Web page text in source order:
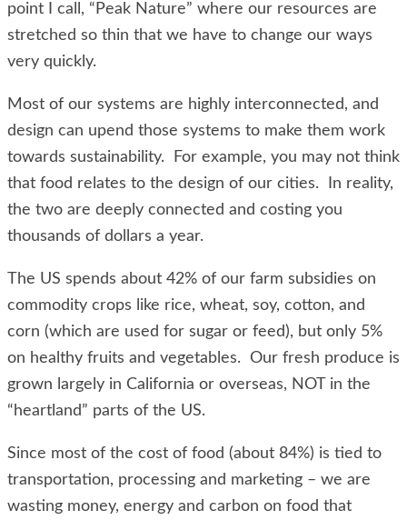
point I call, “Peak Nature” where our resources are
stretched so thin that we have to change our ways
very quickly.
Most of our systems are highly interconnected, and
design can upend those systems to make them work
towards sustainability. For example, you may not think
that food relates to the design of our cities. In reality,
the two are deeply connected and costing you
thousands of dollars a year.
The US spends about 42% of our farm subsidies on
commodity crops like rice, wheat, soy, cotton, and
corn (which are used for sugar or feed), but only 5%
on healthy fruits and vegetables. Our fresh produce is
grown largely in California or overseas, NOT in the
“heartland” parts of the US.
Since most of the cost of food (about 84%) is tied to
transportation, processing and marketing – we are
wasting money, energy and carbon on food that